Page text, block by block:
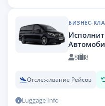
БИЗНЕС-
8 8
Отслеживание Рейсов
Luggage Info